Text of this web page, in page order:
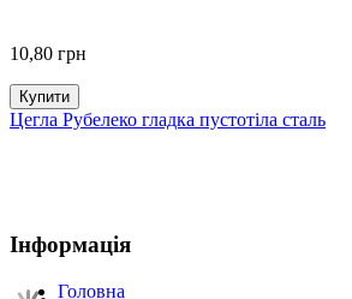
10,80 грн
Купити
Цегла Рубелеко гладка пустотіла сталь
Інформація
Головна